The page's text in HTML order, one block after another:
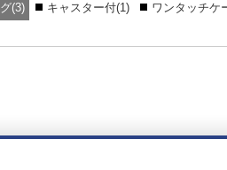
(3) キャスター付(1) ワンタッチケ